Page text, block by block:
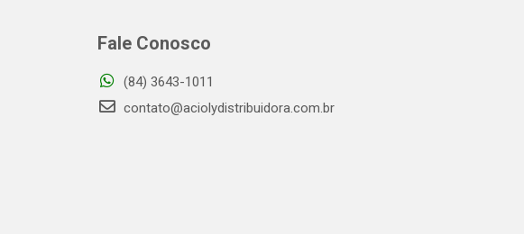
Fale Conosco
(84) 3643-1011
contato@aciolydistribuidora.com.br